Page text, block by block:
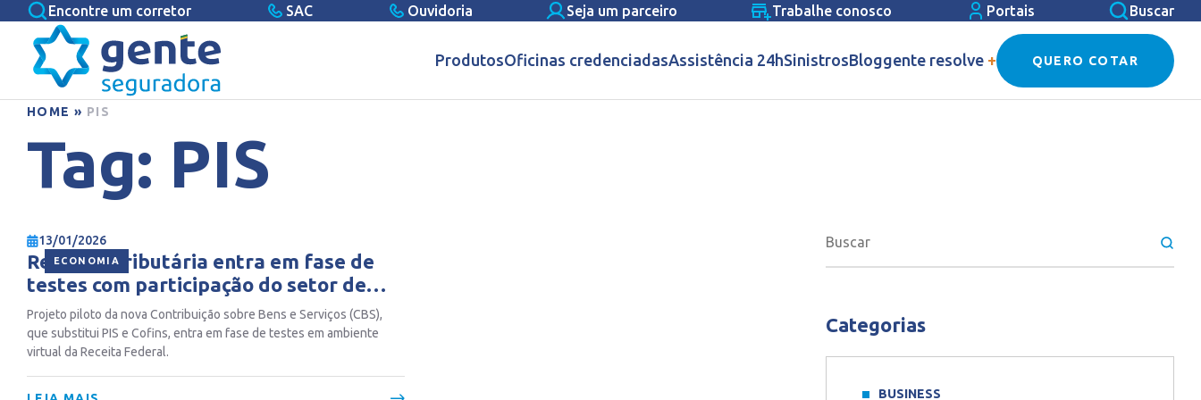
Encontre um corretor SAC Ouvidoria Seja um parceiro Trabalhe conosco Portais Buscar
ProdutosOficinas credenciadasAssistência 24hSinistrosBloggente resolve + QUERO COTAR
HOME » PIS
Tag: PIS
ECONOMIA
13/01/2026
Reforma tributária entra em fase de
testes com participação do setor de
seguros
Projeto piloto da nova Contribuição sobre Bens e Serviços (CBS),
que substitui PIS e Cofins, entra em fase de testes em ambiente
virtual da Receita Federal.
Categorias
BUSINESS